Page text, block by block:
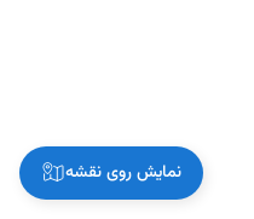
نمایش روی نقشه